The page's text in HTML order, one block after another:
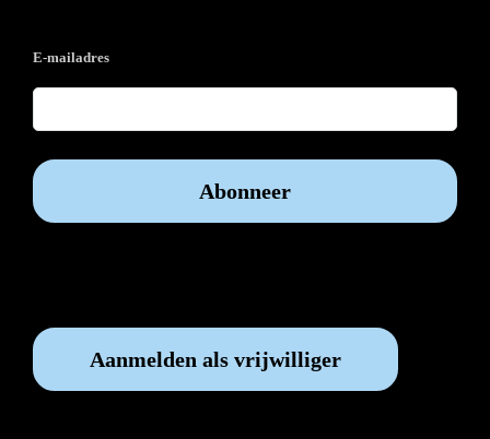
E-mailadres
Aanmelden als vrijwilliger